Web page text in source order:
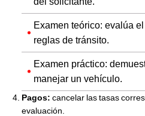
Examen teórico: evalúa
reglas de tránsito.
Examen práctico:
manejar un vehículo.
Pagos: cancelar las tasas
evaluación.